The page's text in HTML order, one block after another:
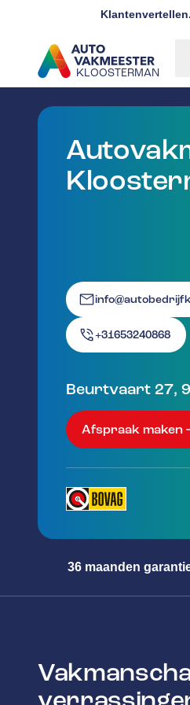
KLOOSTERMAN
GA NAAR DE
+31653240868
Beurtvaart 27,
Afspraak maken
36 maanden